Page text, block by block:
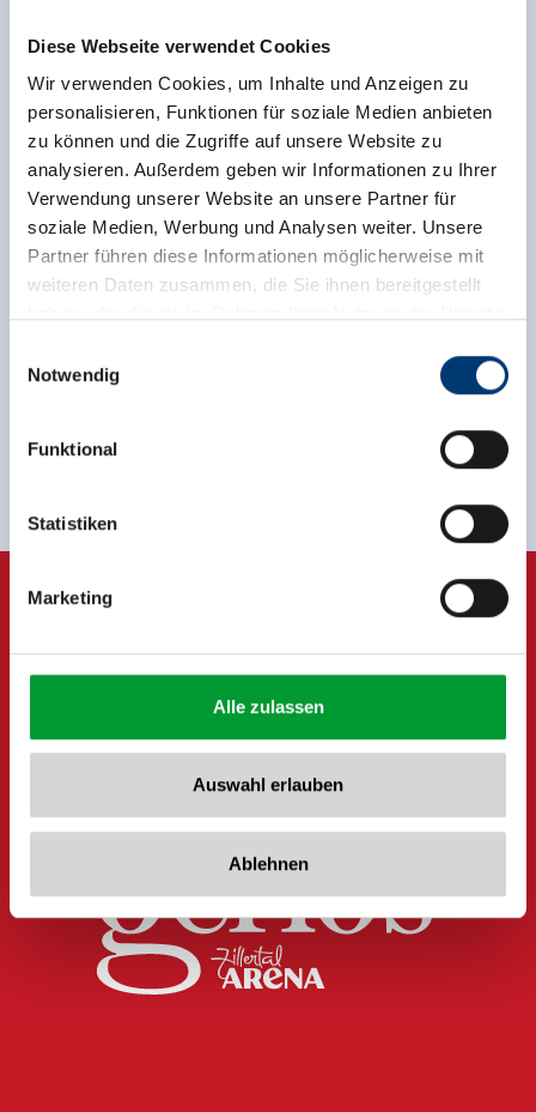
Diese Webseite verwendet Cookies
Wir verwenden Cookies, um Inhalte und Anzeigen zu
personalisieren, Funktionen für soziale Medien anbieten
zu können und die Zugriffe auf unsere Website zu
analysieren. Außerdem geben wir Informationen zu Ihrer
Verwendung unserer Website an unsere Partner für
soziale Medien, Werbung und Analysen weiter. Unsere
Partner führen diese Informationen möglicherweise mit
weiteren Daten zusammen, die Sie ihnen bereitgestellt
Rohr 23// A-6280 Zell am Ziller
www.zillertalarena.com
Notwendig
Funktional
Statistiken
Marketing
Alle zulassen
Auswahl erlauben
Ablehnen
Terug naar het overzicht
Meld u nu aan voor de nieuwsbrief!